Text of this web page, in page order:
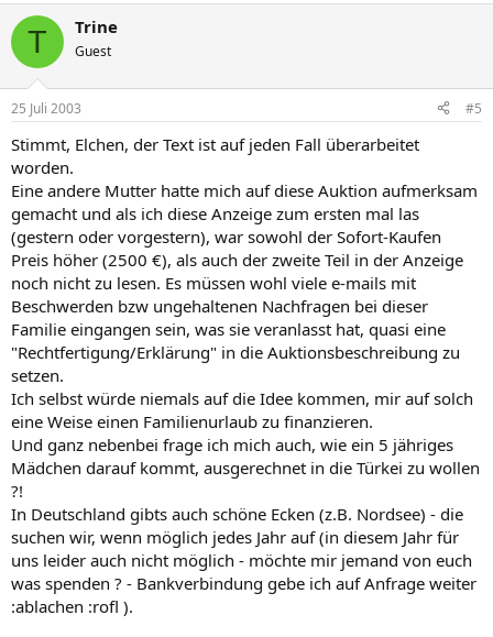
T Trine
Guest
25 Juli 2003 #5
Stimmt, Elchen, der Text ist auf jeden Fall überarbeitet
worden.
Eine andere Mutter hatte mich auf diese Auktion aufmerksam
gemacht und als ich diese Anzeige zum ersten mal las
(gestern oder vorgestern), war sowohl der Sofort-Kaufen
Preis höher (2500 €), als auch der zweite Teil in der Anzeige
noch nicht zu lesen. Es müssen wohl viele e-mails mit
Beschwerden bzw ungehaltenen Nachfragen bei dieser
Familie eingangen sein, was sie veranlasst hat, quasi eine
"Rechtfertigung/Erklärung" in die Auktionsbeschreibung zu
setzen.
Ich selbst würde niemals auf die Idee kommen, mir auf solch
eine Weise einen Familienurlaub zu finanzieren.
Und ganz nebenbei frage ich mich auch, wie ein 5 jähriges
Mädchen darauf kommt, ausgerechnet in die Türkei zu wollen
?!
In Deutschland gibts auch schöne Ecken (z.B. Nordsee) - die
suchen wir, wenn möglich jedes Jahr auf (in diesem Jahr für
uns leider auch nicht möglich - möchte mir jemand von euch
was spenden ? - Bankverbindung gebe ich auf Anfrage weiter
:ablachen :rofl ).